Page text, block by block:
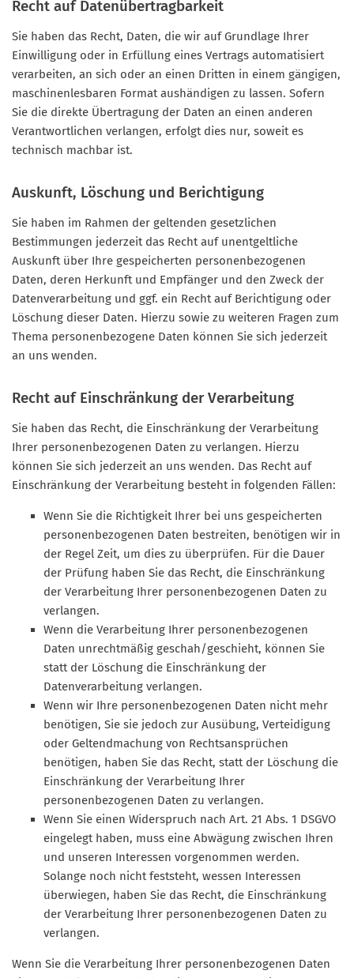
Recht auf Daten­übertrag­barkeit
Sie haben das Recht, Daten, die wir auf Grundlage Ihrer
Einwilligung oder in Erfüllung eines Vertrags automatisiert
verarbeiten, an sich oder an einen Dritten in einem gängigen,
maschinenlesbaren Format aushändigen zu lassen. Sofern
Sie die direkte Übertragung der Daten an einen anderen
Verantwortlichen verlangen, erfolgt dies nur, soweit es
technisch machbar ist.
Auskunft, Löschung und Berichtigung
Sie haben im Rahmen der geltenden gesetzlichen
Bestimmungen jederzeit das Recht auf unentgeltliche
Auskunft über Ihre gespeicherten personenbezogenen
Daten, deren Herkunft und Empfänger und den Zweck der
Datenverarbeitung und ggf. ein Recht auf Berichtigung oder
Löschung dieser Daten. Hierzu sowie zu weiteren Fragen zum
Thema personenbezogene Daten können Sie sich jederzeit
an uns wenden.
Recht auf Einschränkung der Verarbeitung
Sie haben das Recht, die Einschränkung der Verarbeitung
Ihrer personenbezogenen Daten zu verlangen. Hierzu
können Sie sich jederzeit an uns wenden. Das Recht auf
Einschränkung der Verarbeitung besteht in folgenden Fällen:
Wenn Sie die Richtigkeit Ihrer bei uns gespeicherten
personenbezogenen Daten bestreiten, benötigen wir in
der Regel Zeit, um dies zu überprüfen. Für die Dauer
der Prüfung haben Sie das Recht, die Einschränkung
der Verarbeitung Ihrer personenbezogenen Daten zu
verlangen.
Wenn die Verarbeitung Ihrer personenbezogenen
Daten unrechtmäßig geschah/geschieht, können Sie
statt der Löschung die Einschränkung der
Datenverarbeitung verlangen.
Wenn wir Ihre personenbezogenen Daten nicht mehr
benötigen, Sie sie jedoch zur Ausübung, Verteidigung
oder Geltendmachung von Rechtsansprüchen
benötigen, haben Sie das Recht, statt der Löschung die
Einschränkung der Verarbeitung Ihrer
personenbezogenen Daten zu verlangen.
Wenn Sie einen Widerspruch nach Art. 21 Abs. 1 DSGVO
eingelegt haben, muss eine Abwägung zwischen Ihren
und unseren Interessen vorgenommen werden.
Solange noch nicht feststeht, wessen Interessen
überwiegen, haben Sie das Recht, die Einschränkung
der Verarbeitung Ihrer personenbezogenen Daten zu
verlangen.
Wenn Sie die Verarbeitung Ihrer personenbezogenen Daten